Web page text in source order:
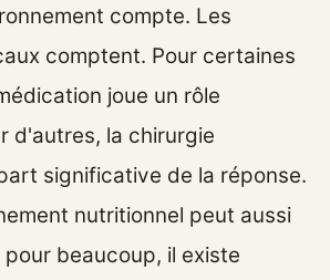
compte. Les
comptent. Pour certaines
joue un rôle
d'autres, la chirurgie
significative de la réponse.
nutritionnel peut aussi
beaucoup, il existe